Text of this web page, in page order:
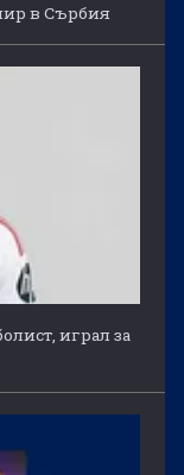
в Сърбия
играл за